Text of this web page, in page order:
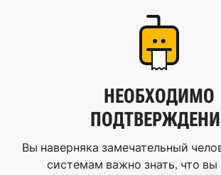
НЕОБХОДИМО
Вы наверняка замечательный
системам важно знать, что вы